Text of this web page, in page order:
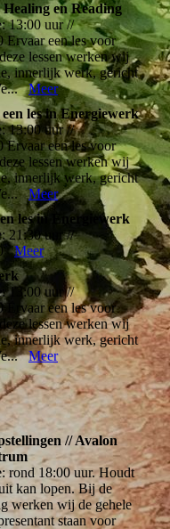
en Reading
13:00 uur //
Ervaar een les voor
lessen werken wij
innerlijk werk, gericht
Meer
les in Energiewerk
13:00 uur //
Ervaar een les voor
lessen werken wij
innerlijk werk, gericht
Meer
les in Energiewerk
21:30 uur //
Meer
13:00 uur //
Ervaar een les voor
lessen werken wij
innerlijk werk, gericht
Meer
// Avalon
rond 18:00 uur. Houdt
kan lopen. Bij de
werken wij de gehele
staan voor